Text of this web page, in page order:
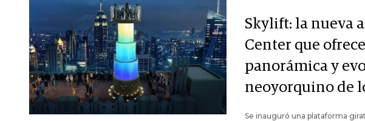
Skylift: la nueva
Center que
panorámica y
neoyorquino de
Se inauguró una plataforma